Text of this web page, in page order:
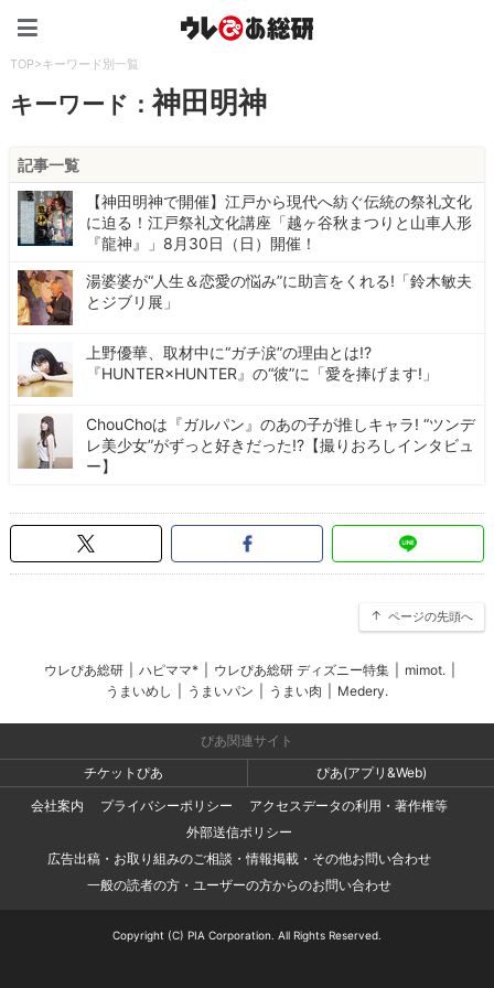
TOP>キーワード別一覧
キーワード：神田明神
記事一覧
【神田明神で開催】江戸から現代へ紡ぐ伝統の祭礼文化
に迫る！江戸祭礼文化講座「越ヶ谷秋まつりと山車人形
『龍神』」8月30日（日）開催！
湯婆婆が“人生＆恋愛の悩み”に助言をくれる!「鈴木敏夫
とジブリ展」
上野優華、取材中に“ガチ涙”の理由とは!?
『HUNTER×HUNTER』の“彼”に「愛を捧げます!」
ChouChoは『ガルパン』のあの子が推しキャラ! “ツンデ
レ美少女”がずっと好きだった!?【撮りおろしインタビュ
ー】
ページの先頭へ
ウレぴあ総研 ハピママ* ウレぴあ総研 ディズニー特集 mimot.
うまいめし
うまいパン うまい肉 Medery.
ぴあ関連サイト
チケットぴあ
ぴあ(アプリ&Web)
会社案内
プライバシーポリシー
アクセスデータの利用・著作権等
外部送信ポリシー
広告出稿・お取り組みのご相談・情報掲載・その他お問い合わせ
一般の読者の方・ユーザーの方からのお問い合わせ
Copyright (C) PIA Corporation. All Rights Reserved.